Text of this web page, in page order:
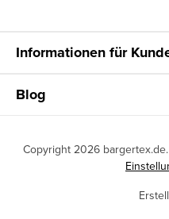
Informationen für
Blog
Copyright 2026 bargertex.de